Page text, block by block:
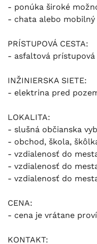
- ponúka široké
- chata alebo mobilný
PRÍSTUPOVÁ CESTA:
- asfaltová prístupová
INŽINIERSKA SIETE:
- elektrina pred
LOKALITA:
- slušná občianska
- obchod, škola,
- vzdialenosť do
- vzdialenosť do
- vzdialenosť do
CENA:
- cena je vrátane
KONTAKT: